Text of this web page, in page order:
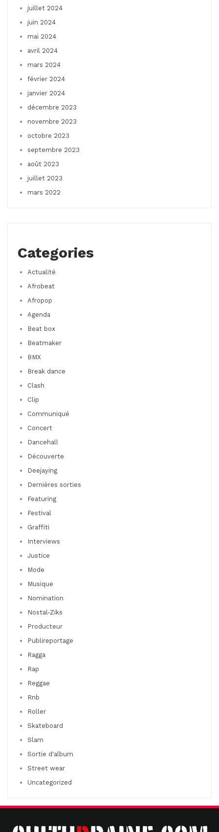
juillet 2024
juin 2024
mai 2024
avril 2024
mars 2024
février 2024
janvier 2024
décembre 2023
novembre 2023
octobre 2023
septembre 2023
août 2023
juillet 2023
mars 2022
Categories
Actualité
Afrobeat
Afropop
Agenda
Beat box
Beatmaker
BMX
Break dance
Clash
Clip
Communiqué
Concert
Dancehall
Découverte
Deejaying
Dernières sorties
Featuring
Festival
Graffiti
Interviews
Justice
Mode
Musique
Nomination
Nostal-Ziks
Producteur
Publireportage
Ragga
Rap
Reggae
Rnb
Roller
Skateboard
Slam
Sortie d'album
Street wear
Uncategorized